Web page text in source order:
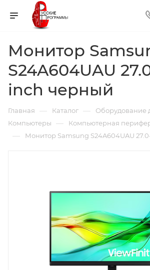
Монитор
S24A604UAU
inch черный
Главная — Каталог — Оборудование
Компьютеры — Компьютерная
— Монитор Samsung S24A604UAU